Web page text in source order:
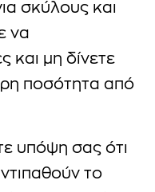
σκύλους και
να
και μη δίνετε
ποσότητα από
υπόψη σας ότι
το